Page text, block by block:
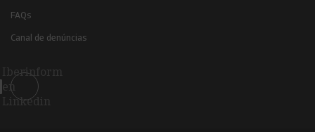
FAQs
Canal de denúncias
Iberinform
en
Linkedin